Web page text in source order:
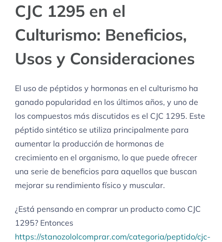
CONTACT
CJC 1295 en el
Culturismo: Beneficios,
Usos y Consideraciones
El uso de péptidos y hormonas en el culturismo ha
ganado popularidad en los últimos años, y uno de
los compuestos más discutidos es el CJC 1295. Este
péptido sintético se utiliza principalmente para
aumentar la producción de hormonas de
crecimiento en el organismo, lo que puede ofrecer
una serie de beneficios para aquellos que buscan
mejorar su rendimiento físico y muscular.
¿Está pensando en comprar un producto como CJC
1295? Entonces
https://stanozololcomprar.com/categoria/peptido/cjc-